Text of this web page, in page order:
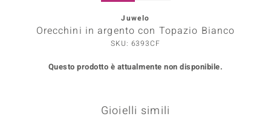
Juwelo
Orecchini in argento con Topazio Bianco
SKU: 6393CF
Questo prodotto è attualmente non disponibile.
Gioielli simili